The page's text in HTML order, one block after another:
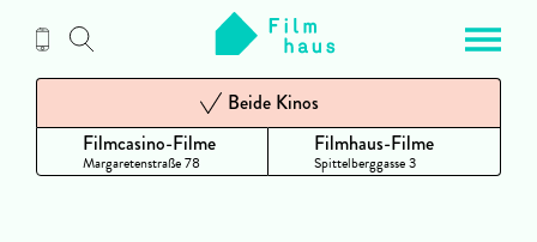
Inhalt
Filmcasino-Filme
Margaretenstraße 78
Beide Kinos
Filmhaus-Filme
Spittelberggasse 3